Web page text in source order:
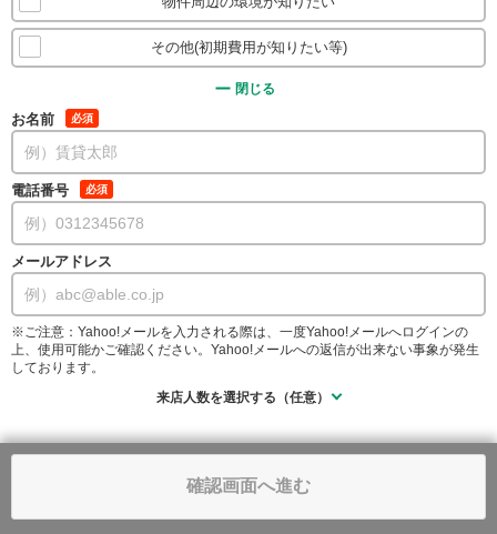
その他(初期費用が知りたい等)
閉じる
お名前 必須
電話番号 必須
メールアドレス
※ご注意：Yahoo!メールを入力される際は、一度Yahoo!メールへログインの
上、使用可能かご確認ください。Yahoo!メールへの返信が出来ない事象が発生
しております。
来店人数を選択する（任意）
確認画面へ進む